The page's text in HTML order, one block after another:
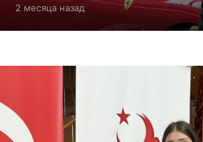
2 месяца назад2
е